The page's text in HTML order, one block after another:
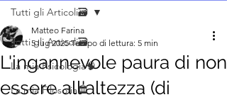
Tutti gli Articoli🗃️
La mia Psicologia🧠
La mia Filosofia🏛️
Tutti gli Articoli🗃️
L'ingannevole paura di non
essere all'altezza (di
Matteo Farina
5 lug 2025 Tempo di lettura: 5 min